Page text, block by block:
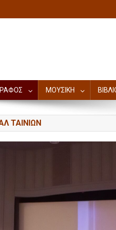
ΜΟΥΣΙΚΗ
ΤΑΙΝΙΩΝ